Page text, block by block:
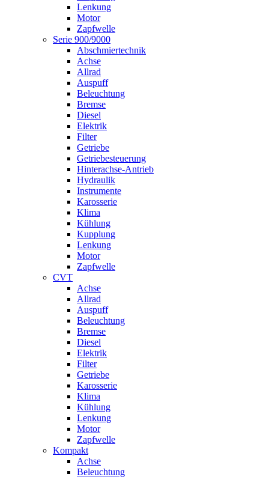
Lenkung
Motor
Zapfwelle
Serie 900/9000
Abschmiertechnik
Achse
Allrad
Auspuff
Beleuchtung
Bremse
Diesel
Elektrik
Filter
Getriebe
Getriebesteuerung
Hinterachse-Antrieb
Hydraulik
Instrumente
Karosserie
Klima
Kühlung
Kupplung
Lenkung
Motor
Zapfwelle
CVT
Achse
Allrad
Auspuff
Beleuchtung
Bremse
Diesel
Elektrik
Filter
Getriebe
Karosserie
Klima
Kühlung
Lenkung
Motor
Zapfwelle
Kompakt
Achse
Beleuchtung